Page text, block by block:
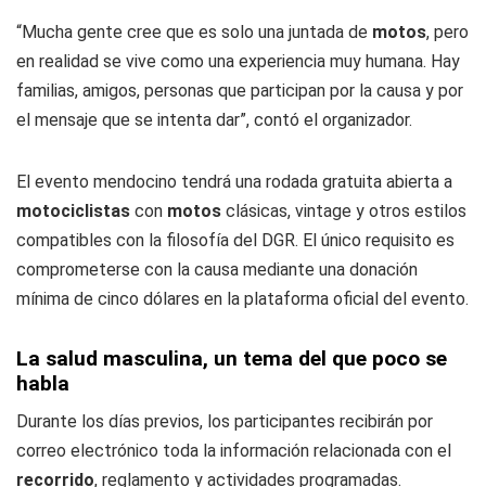
“Mucha gente cree que es solo una juntada de motos, pero
en realidad se vive como una experiencia muy humana. Hay
familias, amigos, personas que participan por la causa y por
el mensaje que se intenta dar”, contó el organizador.
El evento mendocino tendrá una rodada gratuita abierta a
motociclistas con motos clásicas, vintage y otros estilos
compatibles con la filosofía del DGR. El único requisito es
comprometerse con la causa mediante una donación
mínima de cinco dólares en la plataforma oficial del evento.
La salud masculina, un tema del que poco se
habla
Durante los días previos, los participantes recibirán por
correo electrónico toda la información relacionada con el
recorrido, reglamento y actividades programadas.